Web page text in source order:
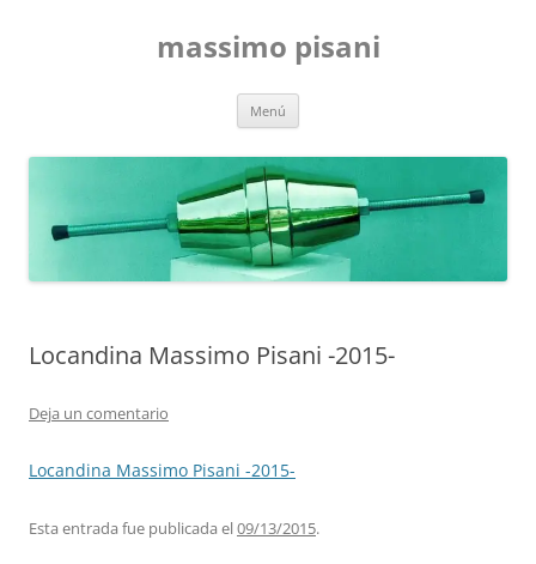
massimo pisani
Menú
Locandina Massimo Pisani -2015-
Deja un comentario
Locandina Massimo Pisani -2015-
Esta entrada fue publicada el09/13/2015.